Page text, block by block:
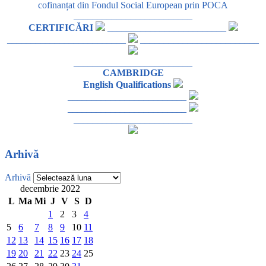
cofinanțat din Fondul Social European prin POCA
CERTIFICĂRI
_________________________
CAMBRIDGE
English Qualifications
Arhivă
Arhivă
decembrie 2022
L Ma Mi J V S D
1
2 3
4
5
6 7 8 9 10 11
12 13 14 15 16 17 18
19 20 21 22 23 24 25